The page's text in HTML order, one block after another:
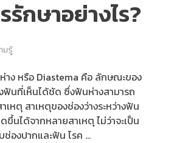
รักษาอย่างไร?
มรู้
าง หรือ Diastema คือ ลักษณะของ
ฟันที่เห็นได้ชัด ซึ่งฟันห่างสามารถ
เหตุ สาเหตุของช่องว่างระหว่างฟัน
ขึ้นได้จากหลายสาเหตุ ไม่ว่าจะเป็น
องปากและฟัน โรค ...